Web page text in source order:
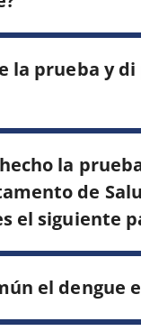
la prueba y
la
de
el siguiente
el dengue